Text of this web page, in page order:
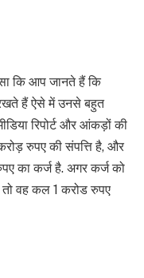
कि आप जानते हैं कि
रखते हैं ऐसे में उनसे बहुत
रिपोर्ट और आंकड़ों की
रुपए की संपत्ति है, और
का कर्ज है. अगर कर्ज को
वह कल 1 करोड रुपए